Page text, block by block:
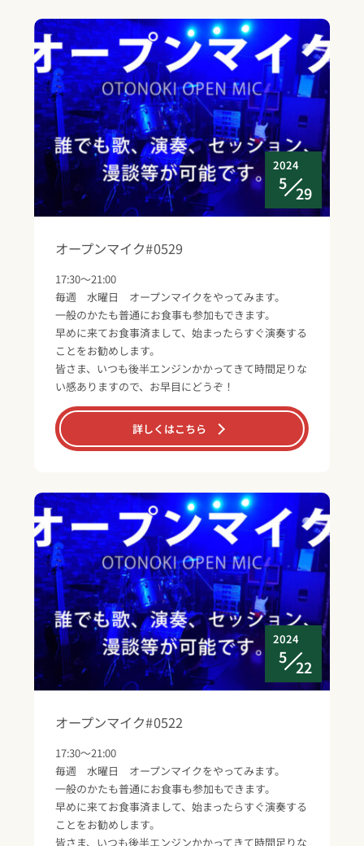
2024
5
29
オープンマイク#0529
17:30～21:00
毎週 水曜日 オープンマイクをやってみます。
一般のかたも普通にお食事も参加もできます。
早めに来てお食事済まして、始まったらすぐ演奏する
ことをお勧めします。
皆さま、いつも後半エンジンかかってきて時間足りな
い感ありますので、お早目にどうぞ！
詳しくはこちら
2024
5
22
オープンマイク#0522
17:30～21:00
毎週 水曜日 オープンマイクをやってみます。
一般のかたも普通にお食事も参加もできます。
早めに来てお食事済まして、始まったらすぐ演奏する
ことをお勧めします。
皆さま、いつも後半エンジンかかってきて時間足りな